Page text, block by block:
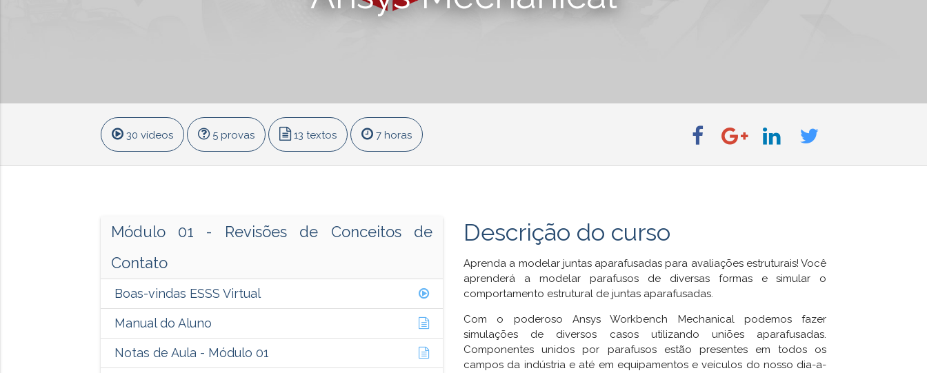
30 vídeos 5 provas 13 textos 7 horas
Módulo 01 - Revisões de Conceitos de
Contato
Boas-vindas ESSS Virtual
Manual do Aluno
Notas de Aula - Módulo 01
Descrição do curso
Aprenda a modelar juntas aparafusadas para avaliações estruturais! Você
aprenderá a modelar parafusos de diversas formas e simular o
comportamento estrutural de juntas aparafusadas.
Com o poderoso Ansys Workbench Mechanical podemos fazer
simulações de diversos casos utilizando uniões aparafusadas.
Componentes unidos por parafusos estão presentes em todos os
campos da indústria e até em equipamentos e veículos do nosso dia-a-